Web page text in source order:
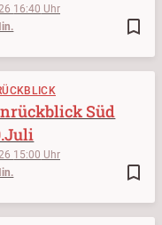
bookmark_border
16:40
bookmark_border
15:00
Süd